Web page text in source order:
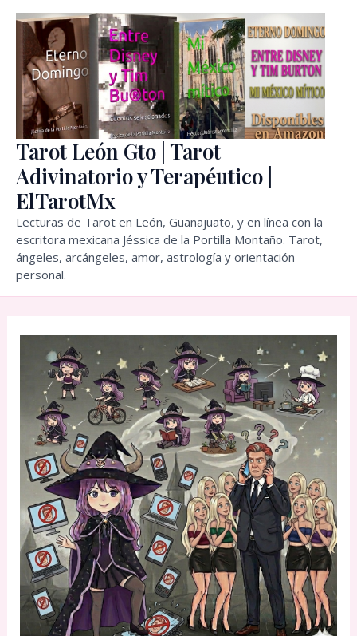
contenido
Tarot León Gto | Tarot
Adivinatorio y Terapéutico |
ElTarotMx
Lecturas de Tarot en León, Guanajuato, y en línea con la
escritora mexicana Jéssica de la Portilla Montaño. Tarot,
ángeles, arcángeles, amor, astrología y orientación
personal.